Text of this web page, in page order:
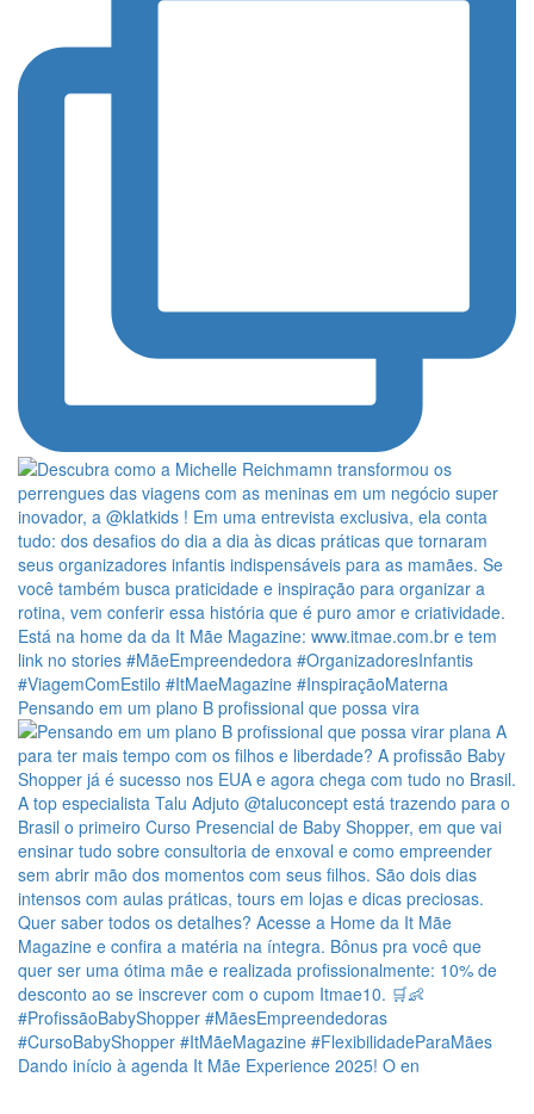
Pensando em um plano B profissional que possa vira
Dando início à agenda It Mãe Experience 2025! O en